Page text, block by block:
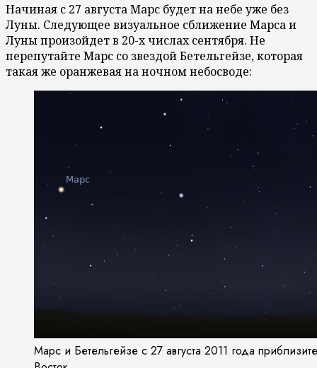
Начиная с 27 августа Марс будет на небе уже без
Луны. Следующее визуальное сближение Марса и
Луны произойдет в 20-х числах сентября. Не
перепутайте Марс со звездой Бетельгейзе, которая
такая же оранжевая на ночном небосводе:
Марс и Бетельгейзе с 27 августа 2011 года